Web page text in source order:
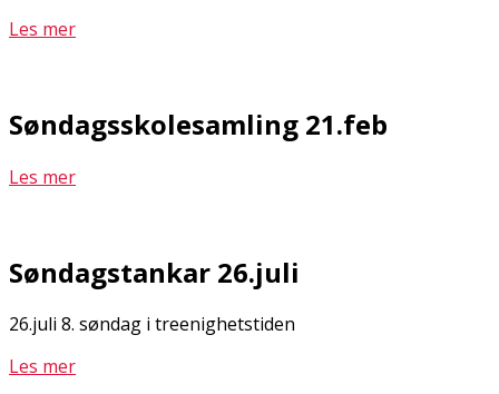
Les mer
Søndagsskolesamling 21.feb
Les mer
Søndagstankar 26.juli
26.juli 8. søndag i treenighetstiden
Les mer